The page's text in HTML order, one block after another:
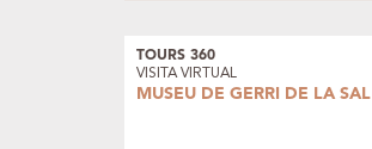
TOURS 360
VISITA VIRTUAL
MUSEU DE GERRI DE LA SAL